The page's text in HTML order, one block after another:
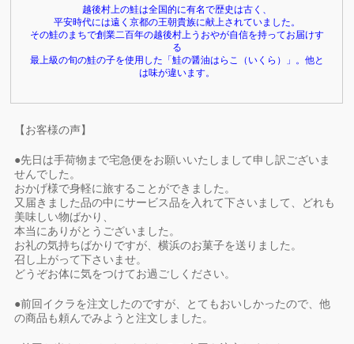
越後村上の鮭は全国的に有名で歴史は古く、
平安時代には遠く京都の王朝貴族に献上されていました。
その鮭のまちで創業二百年の越後村上うおやが自信を持ってお届けす
る
最上級の旬の鮭の子を使用した「鮭の醤油はらこ（いくら）」。他と
は味が違います。
【お客様の声】
●先日は手荷物まで宅急便をお願いいたしまして申し訳ございま
せんでした。
おかげ様で身軽に旅することができました。
又届きました品の中にサービス品を入れて下さいまして、どれも
美味しい物ばかり、
本当にありがとうございました。
お礼の気持ちばかりですが、横浜のお菓子を送りました。
召し上がって下さいませ。
どうぞお体に気をつけてお過ごしください。
●前回イクラを注文したのですが、とてもおいしかったので、他
の商品も頼んでみようと注文しました。